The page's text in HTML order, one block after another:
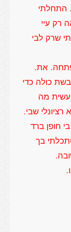
התחלתי
רק עיי
שרק לבי
את.
כולה כדי
עשית מה
שבי.
חופן ברד
בך